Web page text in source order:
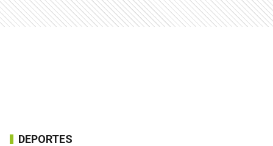
DEPORTES